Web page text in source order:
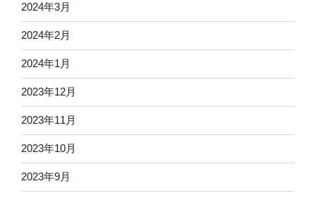
2024年3月
2024年2月
2024年1月
2023年12月
2023年11月
2023年10月
2023年9月